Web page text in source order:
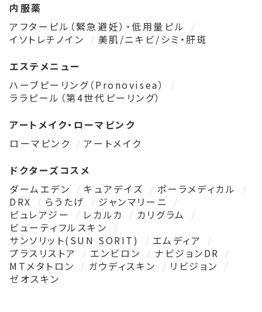
内服薬
アフターピル（緊急避妊）・低用量ピル
イソトレチノイン
美肌/ニキビ/シミ・肝斑
エステメニュー
ハーブピーリング（Pronovisea）
ララピール（第4世代ピーリング）
アートメイク・ローマピンク
ローマピンク
アートメイク
ドクターズコスメ
ダームエデン
キュアデイズ
ポーラメディカル
DRX
らうたげ
ジャンマリーニ
ピュレアジー
レカルカ
カリグラム
ビューティフルスキン
サンソリット(SUN SORIT)
エムディア
プラスリストア
エンビロン
ナビジョンDR
MTメタトロン
ガウディスキン
リビジョン
ゼオスキン